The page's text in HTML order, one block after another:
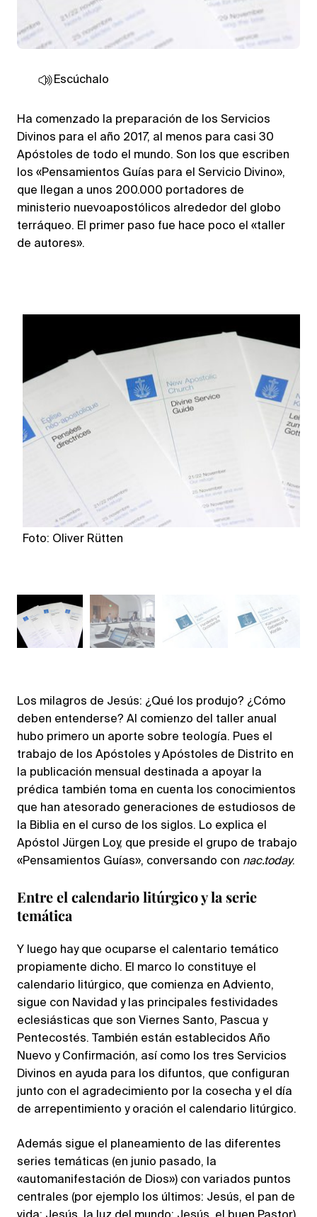
Escúchalo
Ha comenzado la preparación de los Servicios
Divinos para el año 2017, al menos para casi 30
Apóstoles de todo el mundo. Son los que escriben
los «Pensamientos Guías para el Servicio Divino»,
que llegan a unos 200.000 portadores de
ministerio nuevoapostólicos alrededor del globo
terráqueo. El primer paso fue hace poco el «taller
de autores».
Foto: Oliver Rütten
Los milagros de Jesús: ¿Qué los produjo? ¿Cómo
deben entenderse? Al comienzo del taller anual
hubo primero un aporte sobre teología. Pues el
trabajo de los Apóstoles y Apóstoles de Distrito en
la publicación mensual destinada a apoyar la
prédica también toma en cuenta los conocimientos
que han atesorado generaciones de estudiosos de
la Biblia en el curso de los siglos. Lo explica el
Apóstol Jürgen Loy, que preside el grupo de trabajo
«Pensamientos Guías», conversando con nac.today.
Entre el calendario litúrgico y la serie
temática
Y luego hay que ocuparse el calentario temático
propiamente dicho. El marco lo constituye el
calendario litúrgico, que comienza en Adviento,
sigue con Navidad y las principales festividades
eclesiásticas que son Viernes Santo, Pascua y
Pentecostés. También están establecidos Año
Nuevo y Confirmación, así como los tres Servicios
Divinos en ayuda para los difuntos, que configuran
junto con el agradecimiento por la cosecha y el día
de arrepentimiento y oración el calendario litúrgico.
Además sigue el planeamiento de las diferentes
series temáticas (en junio pasado, la
«automanifestación de Dios») con variados puntos
centrales (por ejemplo los últimos: Jesús, el pan de